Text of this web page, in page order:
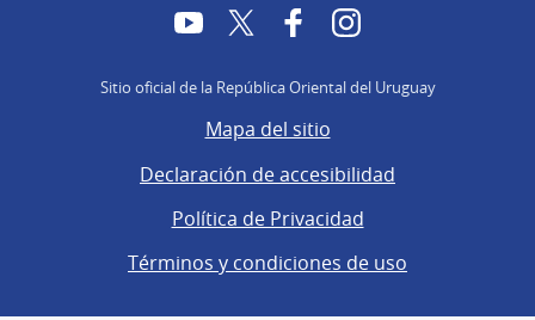
YouTubeTwitter FacebookInstagram
Sitio oficial de la República Oriental del Uruguay
Mapa del sitio
Declaración de accesibilidad
Política de Privacidad
Términos y condiciones de uso